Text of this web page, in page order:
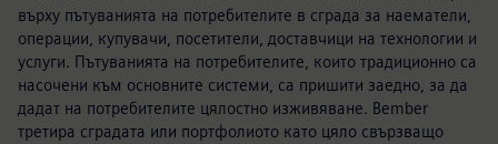
върху пътуванията на потребителите в сграда за наематели,
операции, купувачи, посетители, доставчици на технологии и
услуги. Пътуванията на потребителите, които традиционно са
насочени към основните системи, са пришити заедно, за да
дадат на потребителите цялостно изживяване. Bember
третира сградата или портфолиото като цяло свързващо